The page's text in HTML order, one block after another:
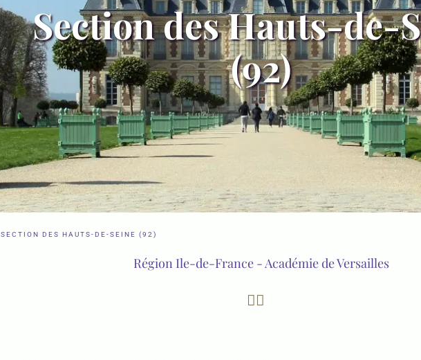
Section des Hauts-de-
(92)
SECTION DES HAUTS-DE-SEINE (92)
Région Ile-de-France - Académie de Versailles